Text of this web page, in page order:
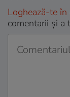
Loghează-te
comentarii și a